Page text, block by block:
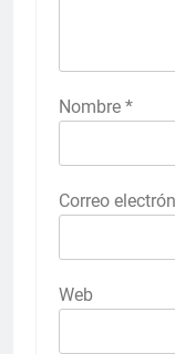
Nombre *
Correo
Web